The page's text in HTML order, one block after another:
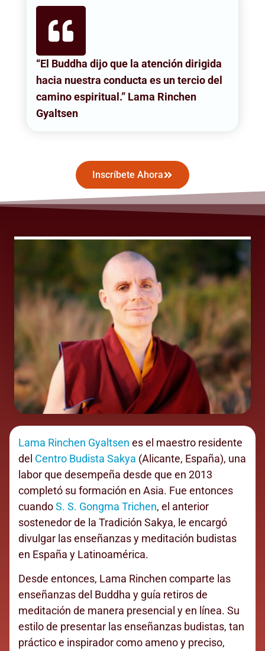
“El Buddha dijo que la atención dirigida
hacia nuestra conducta es un tercio del
camino espiritual.” Lama Rinchen
Gyaltsen
Inscríbete Ahora
Lama Rinchen Gyaltsen es el maestro residente
del Centro Budista Sakya (Alicante, España), una
labor que desempeña desde que en 2013
completó su formación en Asia. Fue entonces
cuandoS. S. Gongma Trichen, el anterior
sostenedor de la Tradición Sakya, le encargó
divulgar las enseñanzas y meditación budistas
en España y Latinoamérica.
Desde entonces, Lama Rinchen comparte las
enseñanzas del Buddha y guía retiros de
meditación de manera presencial y en línea. Su
estilo de presentar las enseñanzas budistas, tan
práctico e inspirador como ameno y preciso,